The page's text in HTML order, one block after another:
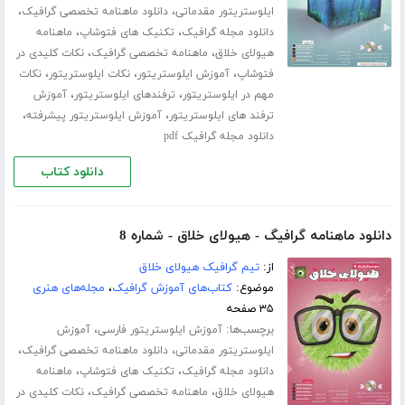
ایلوستریتور مقدماتی،دانلود ماهنامه تخصصی گرافیک،
دانلود مجله گرافیک، تکنیک های فتوشاپ، ماهنامه
هیولای خلاق، ماهنامه تخصصی گرافیک،نکات کلیدی در
فتوشاپ،آموزش ایلوستریتور،نکات ایلوستریتور،نکات
مهم در ایلوستریتور، ترفندهای ایلوستریتور،آموزش
ترفند های ایلوستریتور،آموزش ایلوستریتور پیشرفته،
دانلود مجله گرافیک pdf
دانلود کتاب
دانلود ماهنامه گرافیگ - هیولای خلاق - شماره 8
از:تیم گرافیک هیولای خلاق
موضوع:کتاب‌های آموزش گرافیک، مجله‌های هنری
۳۵ صفحه
برچسب‌ها:آموزش ایلوستریتور فارسی،آموزش
ایلوستریتور مقدماتی،دانلود ماهنامه تخصصی گرافیک،
دانلود مجله گرافیک، تکنیک های فتوشاپ، ماهنامه
هیولای خلاق، ماهنامه تخصصی گرافیک،نکات کلیدی در